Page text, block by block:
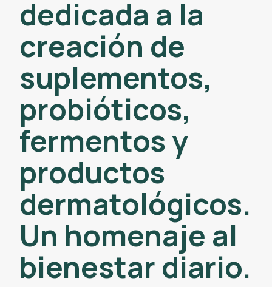
dedicada a la
creación de
suplementos,
probióticos,
fermentos y
productos
dermatológicos.
Un homenaje al
bienestar diario.